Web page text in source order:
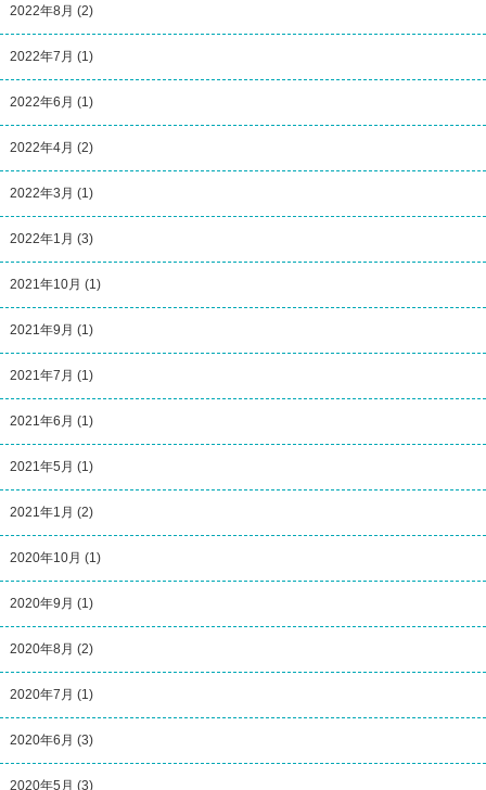
2022年8月 (2)
2022年7月 (1)
2022年6月 (1)
2022年4月 (2)
2022年3月 (1)
2022年1月 (3)
2021年10月 (1)
2021年9月 (1)
2021年7月 (1)
2021年6月 (1)
2021年5月 (1)
2021年1月 (2)
2020年10月 (1)
2020年9月 (1)
2020年8月 (2)
2020年7月 (1)
2020年6月 (3)
2020年5月 (3)